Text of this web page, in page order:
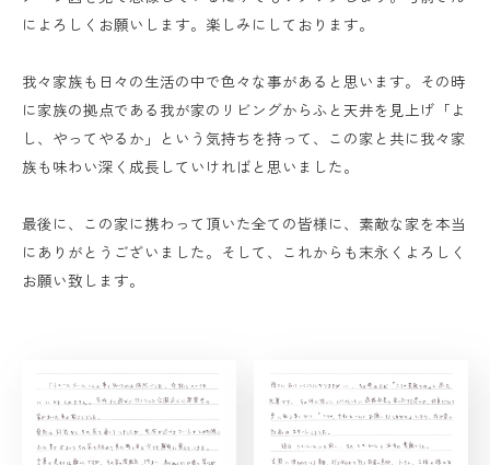
によろしくお願いします。楽しみにしております。
我々家族も日々の生活の中で色々な事があると思います。その時
に家族の拠点である我が家のリビングからふと天井を見上げ「よ
し、やってやるか」という気持ちを持って、この家と共に我々家
族も味わい深く成長していければと思いました。
最後に、この家に携わって頂いた全ての皆様に、素敵な家を本当
にありがとうございました。そして、これからも末永くよろしく
お願い致します。